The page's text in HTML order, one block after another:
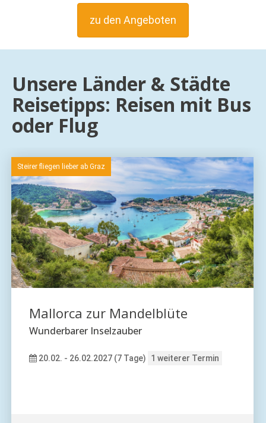
BLUESEA Mediodia
Flug ab Wien
1 Woche ab 542 €p.P.
zu den Angeboten
Die besten Angebote für Ihren Urlaub
auf den Kanaren
Puerto de la Cruz